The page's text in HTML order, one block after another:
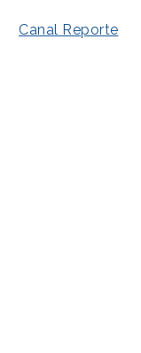
Canal Reporte